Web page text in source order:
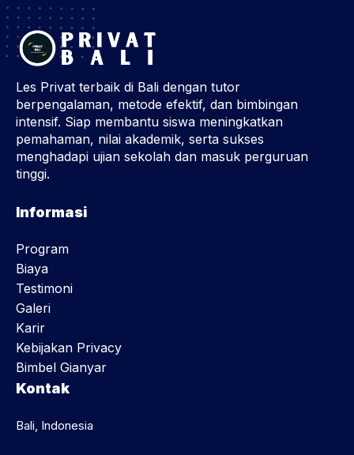
Les Privat terbaik di Bali dengan tutor
berpengalaman, metode efektif, dan bimbingan
intensif. Siap membantu siswa meningkatkan
pemahaman, nilai akademik, serta sukses
menghadapi ujian sekolah dan masuk perguruan
tinggi.
Informasi
Program
Biaya
Testimoni
Galeri
Karir
Kebijakan Privacy
Bimbel Gianyar
Kontak
Bali, Indonesia